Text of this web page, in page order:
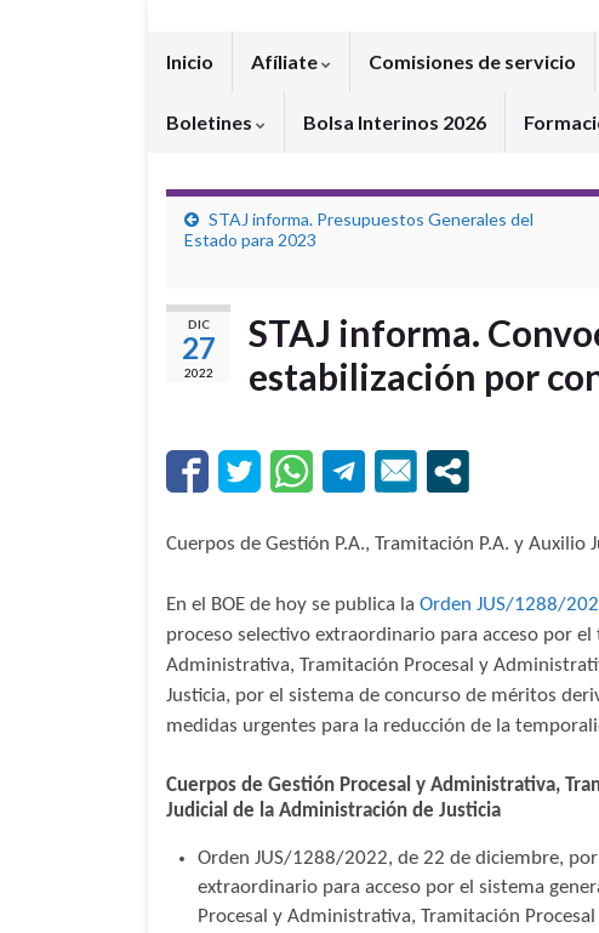
Inicio Afíliate Comisiones de servicio
Boletines Bolsa Interinos 2026
STAJ informa. Presupuestos Generales del
Estado para 2023
DIC
27
2022
STAJ informa.
estabilización por
Cuerpos de Gestión P.A., Tramitación P.A. y Auxilio
En el BOE de hoy se publica la Orden JUS/1288/
proceso selectivo extraordinario para acceso por
Administrativa, Tramitación Procesal y
Justicia, por el sistema de concurso de méritos
medidas urgentes para la reducción de la
Cuerpos de Gestión Procesal y Administrativa,
Judicial de la Administración de Justicia
Orden JUS/1288/2022, de 22 de diciembre,
extraordinario para acceso por el sistema
Procesal y Administrativa, Tramitación